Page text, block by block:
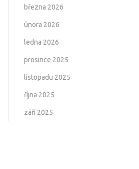
března 2026
února 2026
ledna 2026
prosince 2025
listopadu 2025
října 2025
září 2025